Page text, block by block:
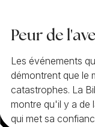
Peur de
Les événements
démontrent que le
catastrophes. La
montre qu'il y a de
qui met sa